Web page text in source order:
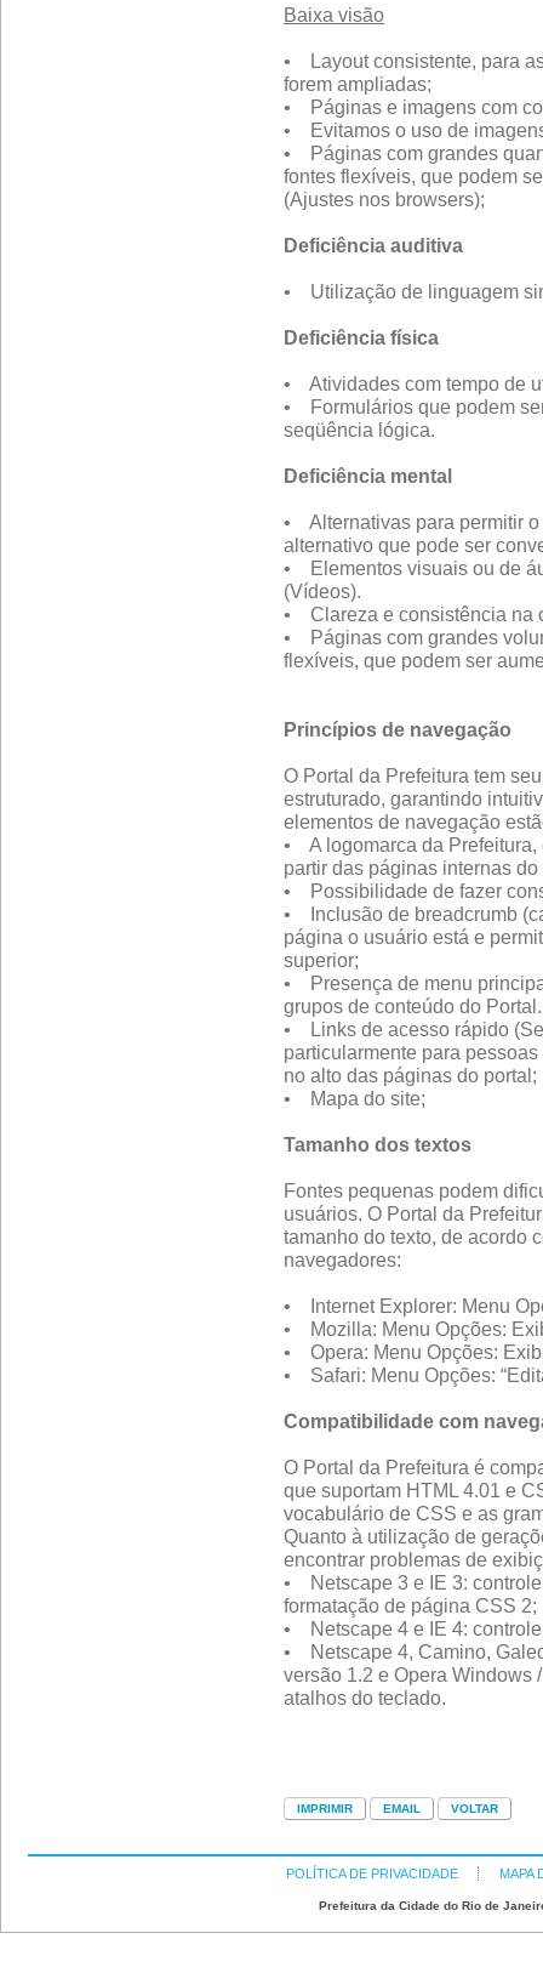
Baixa visão
• Layout consistente, para
forem ampliadas;
• Páginas e imagens com
• Evitamos o uso de
• Páginas com grandes
fontes flexíveis, que podem
(Ajustes nos browsers);
Deficiência auditiva
• Utilização de linguagem
Deficiência física
• Atividades com tempo de
• Formulários que podem
seqüência lógica.
Deficiência mental
• Alternativas para permitir o
alternativo que pode ser
• Elementos visuais ou de
(Vídeos).
• Clareza e consistência na
• Páginas com grandes
flexíveis, que podem ser
Princípios de navegação
O Portal da Prefeitura tem
estruturado, garantindo
elementos de navegação
• A logomarca da Prefeitura,
partir das páginas internas do
• Possibilidade de fazer
• Inclusão de breadcrumb
página o usuário está e
superior;
• Presença de menu
grupos de conteúdo do Portal.
• Links de acesso rápido
particularmente para
no alto das páginas do portal;
• Mapa do site;
Tamanho dos textos
Fontes pequenas podem
usuários. O Portal da
tamanho do texto, de acordo
navegadores:
• Internet Explorer: Menu
• Mozilla: Menu Opções:
• Opera: Menu Opções:
• Safari: Menu Opções:
Compatibilidade com
O Portal da Prefeitura é
que suportam HTML 4.01 e
vocabulário de CSS e as
Quanto à utilização de
encontrar problemas de
• Netscape 3 e IE 3:
formatação de página CSS 2;
• Netscape 4 e IE 4:
• Netscape 4, Camino,
versão 1.2 e Opera Windows
atalhos do teclado.
POLÍTICA DE PRIVACIDADE MAPA
Prefeitura da Cidade do Rio de